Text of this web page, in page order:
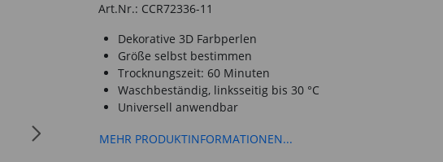
Art.Nr.: CCR72336-11
Dekorative 3D Farbperlen
Größe selbst bestimmen
Trocknungszeit: 60 Minuten
Waschbeständig, linksseitig bis 30 °C
Universell anwendbar
MEHR PRODUKTINFORMATIONEN...